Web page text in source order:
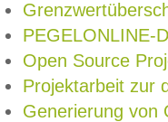
PEGELONLINE-
Open Source
Projektarbeit zur
Generierung von